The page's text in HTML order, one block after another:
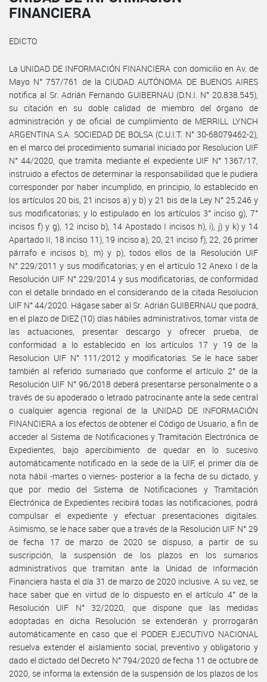
FINANCIERA
EDICTO
La UNIDAD DE INFORMACIÓN FINANCIERA con domicilio en Av. de
Mayo N° 757/761 de la CIUDAD AUTÓNOMA DE BUENOS AIRES
notifica al Sr. Adrián Fernando GUIBERNAU (D.N.I. N° 20.838.545),
su citación en su doble calidad de miembro del órgano de
administración y de oficial de cumplimiento de MERRILL LYNCH
ARGENTINA S.A. SOCIEDAD DE BOLSA (C.U.I.T. N° 30-68079462-2),
en el marco del procedimiento sumarial iniciado por Resolucion UIF
N° 44/2020, que tramita mediante el expediente UIF N° 1367/17,
instruido a efectos de determinar la responsabilidad que le pudiera
corresponder por haber incumplido, en principio, lo establecido en
los artículos 20 bis, 21 incisos a) y b) y 21 bis de la Ley N° 25.246 y
sus modificatorias; y lo estipulado en los artículos 3° inciso g), 7°
incisos f) y g), 12 inciso b), 14 Apostado I incisos h), i), j) y k) y 14
Apartado II, 18 inciso 11), 19 inciso a), 20, 21 inciso f), 22, 26 primer
párrafo e incisos b), m) y p), todos ellos de la Resolución UIF
N° 229/2011 y sus modificatorias; y en el artículo 12 Anexo I de la
Resolución UIF N° 229/2014 y sus modificatorias, de conformidad
con el detalle brindado en el considerando de la citada Resolucion
UIF N° 44/2020. Hágase saber al Sr. Adrián GUIBERNAU que podrá,
en el plazo de DIEZ (10) días hábiles administrativos, tomar vista de
las actuaciones, presentar descargo y ofrecer prueba, de
conformidad a lo establecido en los artículos 17 y 19 de la
Resolucion UIF N° 111/2012 y modificatorias. Se le hace saber
también al referido sumariado que conforme el artículo 2° de la
Resolución UIF N° 96/2018 deberá presentarse personalmente o a
través de su apoderado o letrado patrocinante ante la sede central
o cualquier agencia regional de la UNIDAD DE INFORMACIÓN
FINANCIERA a los efectos de obtener el Código de Usuario, a fin de
acceder al Sistema de Notificaciones y Tramitación Electrónica de
Expedientes, bajo apercibimiento de quedar en lo sucesivo
automáticamente notificado en la sede de la UIF, el primer día de
nota hábil -martes o viernes- posterior a la fecha de su dictado, y
que por medio del Sistema de Notificaciones y Tramitación
Electrónica de Expedientes recibirá todas las notificaciones, podrá
compulsar el expediente y efectuar presentaciones digitales.
Asimismo, se le hace saber que a través de la Resolución UIF N° 29
de fecha 17 de marzo de 2020 se dispuso, a partir de su
suscripción, la suspensión de los plazos en los sumarios
administrativos que tramitan ante la Unidad de Información
Financiera hasta el día 31 de marzo de 2020 inclusive. A su vez, se
hace saber que en virtud de lo dispuesto en el artículo 4° de la
Resolución UIF N° 32/2020, que dispone que las medidas
adoptadas en dicha Resolución se extenderán y prorrogarán
automáticamente en caso que el PODER EJECUTIVO NACIONAL
resuelva extender el aislamiento social, preventivo y obligatorio y
dado el dictado del Decreto N° 794/2020 de fecha 11 de octubre de
2020, se informa la extensión de la suspensión de los plazos de los